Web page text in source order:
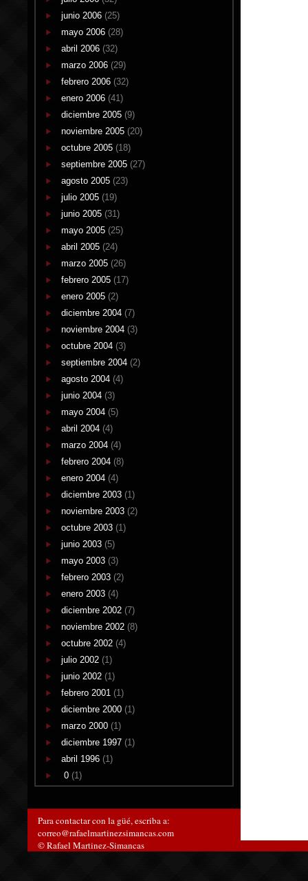
junio 2006 (25)
mayo 2006 (28)
abril 2006 (32)
marzo 2006 (29)
febrero 2006 (32)
enero 2006 (41)
diciembre 2005 (9)
noviembre 2005 (20)
octubre 2005 (18)
septiembre 2005 (27)
agosto 2005 (23)
julio 2005 (19)
junio 2005 (31)
mayo 2005 (25)
abril 2005 (24)
marzo 2005 (26)
febrero 2005 (17)
enero 2005 (2)
diciembre 2004 (7)
noviembre 2004 (3)
octubre 2004 (3)
septiembre 2004 (2)
agosto 2004 (4)
junio 2004 (3)
mayo 2004 (5)
abril 2004 (4)
marzo 2004 (4)
febrero 2004 (8)
enero 2004 (4)
diciembre 2003 (1)
noviembre 2003 (2)
octubre 2003 (1)
junio 2003 (5)
mayo 2003 (3)
febrero 2003 (2)
enero 2003 (4)
diciembre 2002 (7)
noviembre 2002 (8)
octubre 2002 (4)
julio 2002 (1)
junio 2002 (1)
febrero 2001 (1)
diciembre 2000 (1)
marzo 2000 (1)
diciembre 1997 (1)
abril 1996 (1)
0 (1)
Para contactar con la güé, escriba a:
correo@rafaelmartinezsimancas.com
© Rafael Martinez-Simancas